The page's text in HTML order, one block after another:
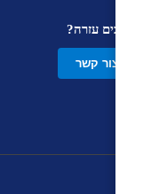
צריכים עזרה?
צור קשר